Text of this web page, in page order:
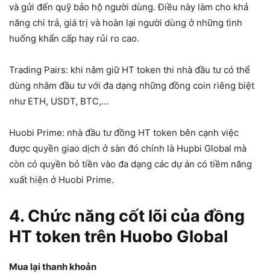
và gửi đến quỹ bảo hộ người dùng. Điều này làm cho khả
năng chi trả, giá trị và hoàn lại người dùng ở những tình
huống khẩn cấp hay rủi ro cao.
Trading Pairs: khi nắm giữ HT token thi nhà đầu tư có thể
dùng nhằm đầu tư với đa dạng những đồng coin riêng biệt
như ETH, USDT, BTC,…
Huobi Prime: nhà đầu tư đồng HT token bên cạnh việc
được quyền giao dịch ở sàn đó chính là Hupbi Global mà
còn có quyền bỏ tiền vào đa dạng các dự án có tiềm năng
xuất hiện ở Huobi Prime.
4. Chức năng cốt lõi của đồng
HT token trên Huobo Global
Mua lại thanh khoản